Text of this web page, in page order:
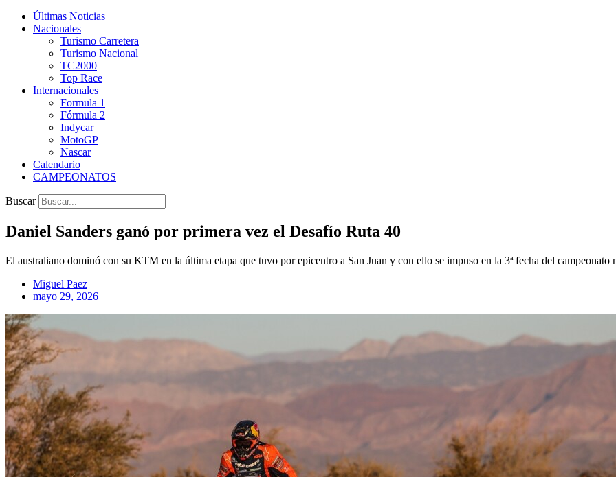
Últimas Noticias
Nacionales
Turismo Carretera
Turismo Nacional
TC2000
Top Race
Internacionales
Formula 1
Fórmula 2
Indycar
MotoGP
Nascar
Calendario
CAMPEONATOS
Buscar
Daniel Sanders ganó por primera vez el Desafío Ruta 40
El australiano dominó con su KTM en la última etapa que tuvo por epicentro a San Juan y con ello se impuso en la 3ª fecha del
Miguel Paez
mayo 29, 2026